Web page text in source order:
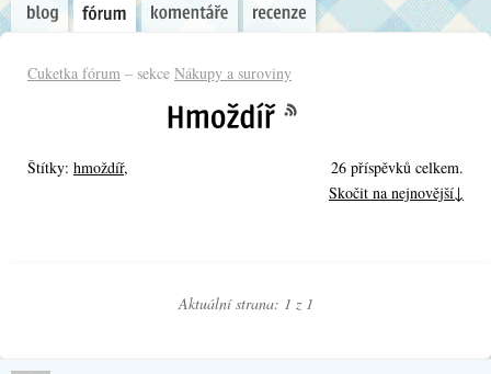
Cuketka fórum – sekce Nákupy a suroviny
Štítky: hmoždíř,
26 příspěvků celkem.
Skočit na nejnovější↓
Aktuální strana: 1 z 1